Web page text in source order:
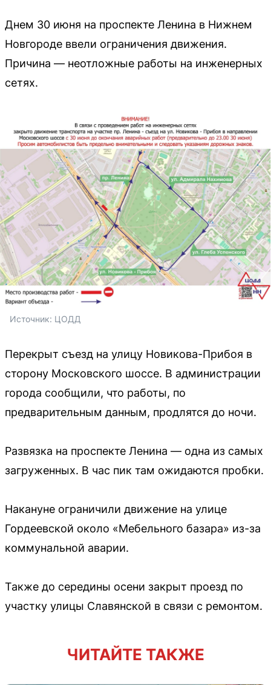
Днем 30 июня на проспекте Ленина в Нижнем
Новгороде ввели ограничения движения.
Причина — неотложные работы на инженерных
сетях.
Источник: ЦОДД
Перекрыт съезд на улицу Новикова-Прибоя в
сторону Московского шоссе. В администрации
города сообщили, что работы, по
предварительным данным, продлятся до ночи.
Развязка на проспекте Ленина — одна из самых
загруженных. В час пик там ожидаются пробки.
Накануне ограничили движение на улице
Гордеевской около «Мебельного базара» из-за
коммунальной аварии.
Также до середины осени закрыт проезд по
участку улицы Славянской в связи с ремонтом.
ЧИТАЙТЕ ТАКЖЕ